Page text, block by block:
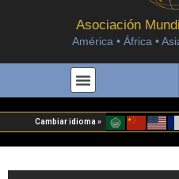
Asociación
América • África •
Cambiar idioma »